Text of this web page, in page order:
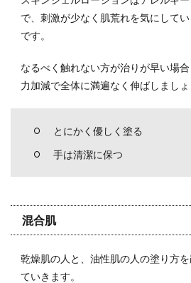
で、刺激が少なく肌荒れを気にして
です。
なるべく触れない方が治りが早い場
力加減で全体に満遍なく伸ばしましょ
とにかく優しく塗る
手は清潔に保つ
混合肌
乾燥肌の人と、油性肌の人の塗り方
ていきます。